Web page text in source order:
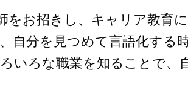
をお招きし、キャリア教育
自分を見つめて言語化する
いろな職業を知ることで、